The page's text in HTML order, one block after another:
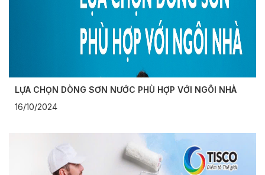
LỰA CHỌN DÒNG SƠN NƯỚC PHÙ HỢP VỚI NGÔI NHÀ
16/10/2024